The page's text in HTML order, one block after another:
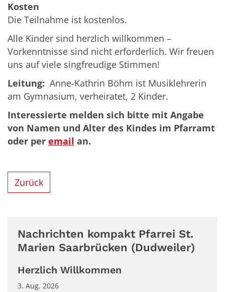
Kosten
Die Teilnahme ist kostenlos.
Alle Kinder sind herzlich willkommen –
Vorkenntnisse sind nicht erforderlich. Wir freuen
uns auf viele singfreudige Stimmen!
Leitung: Anne-Kathrin Böhm ist Musiklehrerin
am Gymnasium, verheiratet, 2 Kinder.
Interessierte melden sich bitte mit Angabe
von Namen und Alter des Kindes im Pfarramt
oder per email an.
Zurück
Nachrichten kompakt Pfarrei St.
Marien Saarbrücken (Dudweiler)
Herzlich Willkommen
3. Aug. 2026